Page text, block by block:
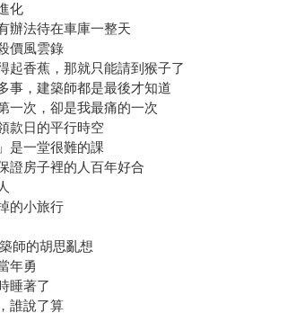
化
辦法待在車庫一整天
價風雲錄
起香蕉，那就只能請到猴子了
事，建築師都是最後才知道
一次，卻是我最痛的一次
款日的平行時空
是一堂很難的課
證房子裡的人百年好合
的小旅行
師的胡思亂想
年勇
睡著了
誰說了算